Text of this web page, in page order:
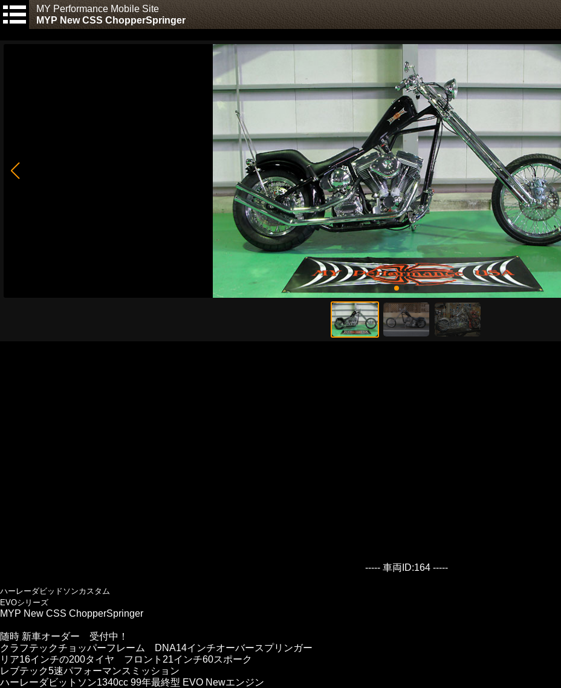
MY Performance Mobile Site
MYP New CSS ChopperSpringer
----- 車両ID:164 -----
ハーレーダビッドソンカスタム
EVOシリーズ
MYP New CSS ChopperSpringer
随時 新車オーダー 受付中！
クラフテックチョッパーフレーム DNA14インチオーバースプリンガー
リア16インチの200タイヤ フロント21インチ60スポーク
レブテック5速パフォーマンスミッション
ハーレーダビットソン1340cc 99年最終型 EVO Newエンジン